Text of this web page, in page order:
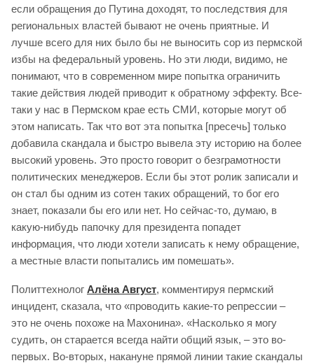
если обращения до Путина доходят, то последствия для
региональных властей бывают не очень приятные. И
лучше всего для них было бы не выносить сор из пермской
избы на федеральный уровень. Но эти люди, видимо, не
понимают, что в современном мире попытка ограничить
такие действия людей приводит к обратному эффекту. Все-
таки у нас в Пермском крае есть СМИ, которые могут об
этом написать. Так что вот эта попытка [пресечь] только
добавила скандала и быстро вывела эту историю на более
высокий уровень. Это просто говорит о безграмотности
политических менеджеров. Если бы этот ролик записали и
он стал бы одним из сотен таких обращений, то бог его
знает, показали бы его или нет. Но сейчас-то, думаю, в
какую-нибудь папочку для президента попадет
информация, что люди хотели записать к нему обращение,
а местные власти попытались им помешать».
Политтехнолог Алёна Август, комментируя пермский
инцидент, сказала, что «проводить какие-то репрессии –
это не очень похоже на Махонина». «Насколько я могу
судить, он старается всегда найти общий язык, – это во-
первых. Во-вторых, накануне прямой линии такие скандалы